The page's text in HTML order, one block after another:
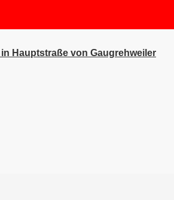
Hauptstraße von Gaugrehweiler